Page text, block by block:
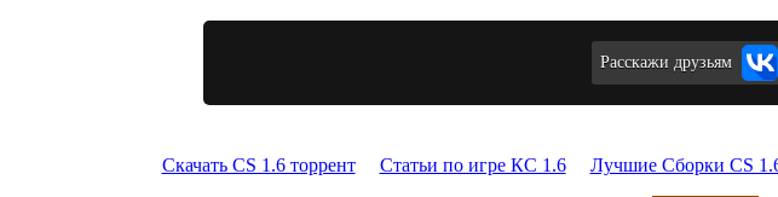
Расскажи друзьям
Скачать CS 1.6 торрент Статьи по игре КС 1.6 Лучшие Сборки CS